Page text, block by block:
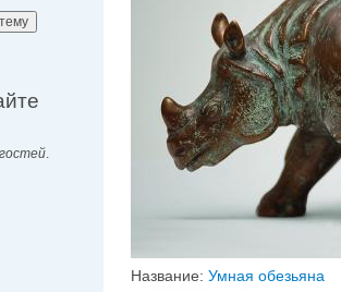
Название: Умная обезьяна